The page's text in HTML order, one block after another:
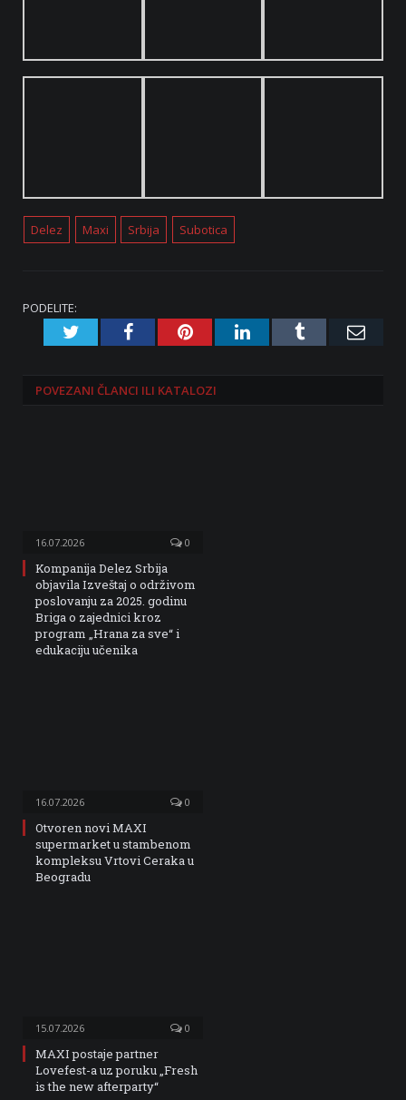
Delez Maxi Srbija Subotica
PODELITE:
TwitterFacebookPinterestLinkedInTumblr
POVEZANI ČLANCI ILI KATALOZI
16.07.2026 0
Kompanija Delez Srbija
objavila Izveštaj o održivom
poslovanju za 2025. godinu
Briga o zajednici kroz
program „Hrana za sve“ i
edukaciju učenika
16.07.2026 0
Otvoren novi MAXI
supermarket u stambenom
kompleksu Vrtovi Ceraka u
Beogradu
15.07.2026 0
MAXI postaje partner
Lovefest-a uz poruku „Fresh
is the new afterparty“